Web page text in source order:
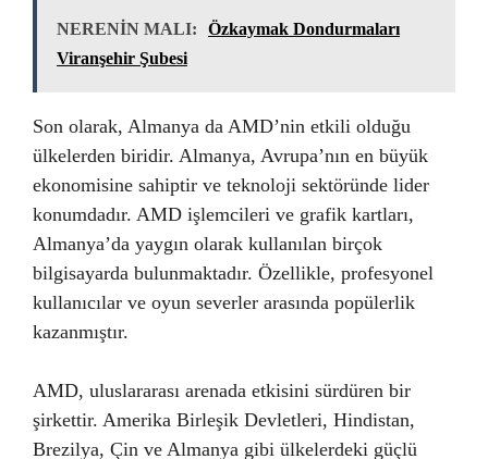
NERENİN MALI:
Özkaymak Dondurmaları
Viranşehir Şubesi
Son olarak, Almanya da AMD’nin etkili olduğu
ülkelerden biridir. Almanya, Avrupa’nın en büyük
ekonomisine sahiptir ve teknoloji sektöründe lider
konumdadır. AMD işlemcileri ve grafik kartları,
Almanya’da yaygın olarak kullanılan birçok
bilgisayarda bulunmaktadır. Özellikle, profesyonel
kullanıcılar ve oyun severler arasında popülerlik
kazanmıştır.
AMD, uluslararası arenada etkisini sürdüren bir
şirkettir. Amerika Birleşik Devletleri, Hindistan,
Brezilya, Çin ve Almanya gibi ülkelerdeki güçlü